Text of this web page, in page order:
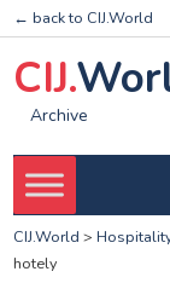
← back to CIJ.World
CIJ.
Archive
CIJ.World >
hotely